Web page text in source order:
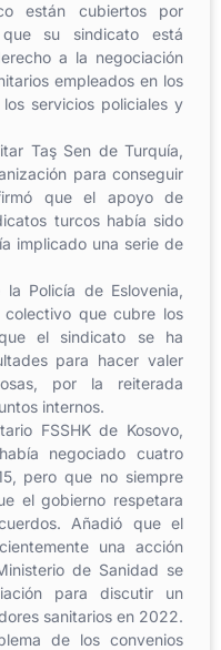
están cubiertos por
su sindicato está
a la negociación
empleados en los
servicios policiales y
Taş Sen de Turquía,
para conseguir
que el apoyo de
turcos había sido
implicado una serie de
Policía de Eslovenia,
que cubre los
el sindicato se ha
para hacer valer
por la reiterada
internos.
FSSHK de Kosovo,
negociado cuatro
pero que no siempre
el gobierno respetara
Añadió que el
una acción
de Sanidad se
para discutir un
sanitarios en 2022.
de los convenios